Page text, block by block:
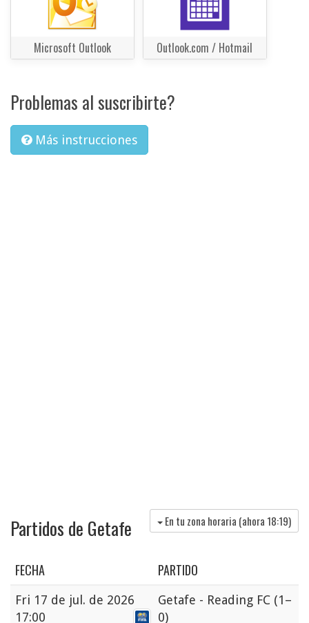
Microsoft Outlook Outlook.com / Hotmail
Problemas al suscribirte?
Más instrucciones
Partidos de Getafe En tu zona horaria (ahora 18:19)
FECHA PARTIDO
Fri 17 de jul. de 2026
17:00
Getafe - Reading FC (1–
0)